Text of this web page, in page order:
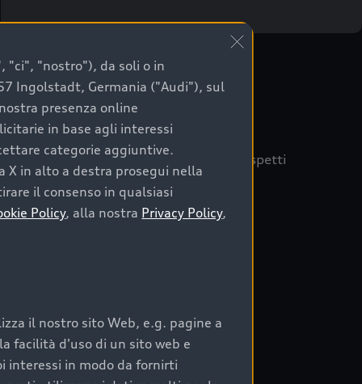
"ci", "nostro"), da soli o in
Ingolstadt, Germania ("Audi"), sul
presenza online
in base agli interessi
categorie aggiuntive.
in alto a destra prosegui nella
il consenso in qualsiasi
Policy, alla nostra Privacy Policy,
il nostro sito Web, e.g. pagine a
facilità d'uso di un sito web e
interessi in modo da fornirti
sicuro, è essenziale considerare aspetti
Prima Scelta :plus
nel tempo;